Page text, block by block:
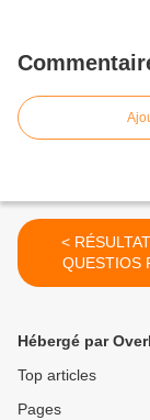
< RÉSULTATS DES
QUESTIOS
Hébergé par
Top articles
Pages